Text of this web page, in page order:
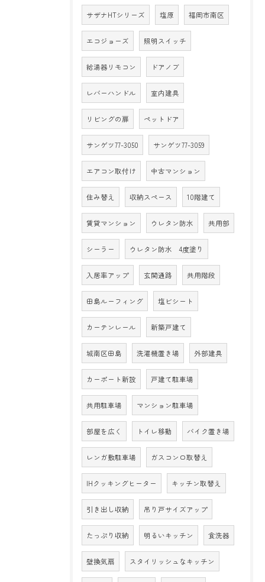
サザナHTシリーズ 塩原 福岡市南区
エコジョーズ 照明スイッチ
給湯器リモコン ドアノブ
レバーハンドル 室内建具
リビングの扉 ペットドア
サンゲツ77-3050 サンゲツ77-3059
エアコン取付け 中古マンション
住み替え 収納スペース 10階建て
賃貸マンション ウレタン防水 共用部
シーラー ウレタン防水 4度塗り
入居率アップ 玄関通路 共用階段
田島ルーフィング 塩ビシート
カーテンレール 新築戸建て
城南区田島 洗濯機置き場 外部建具
カーポート新設 戸建て駐車場
共用駐車場 マンション駐車場
部屋を広く トイレ移動 バイク置き場
レンガ敷駐車場 ガスコンロ取替え
IHクッキングヒーター キッチン取替え
引き出し収納 吊り戸サイズアップ
たっぷり収納 明るいキッチン 食洗器
壁換気扇 スタイリッシュなキッチン